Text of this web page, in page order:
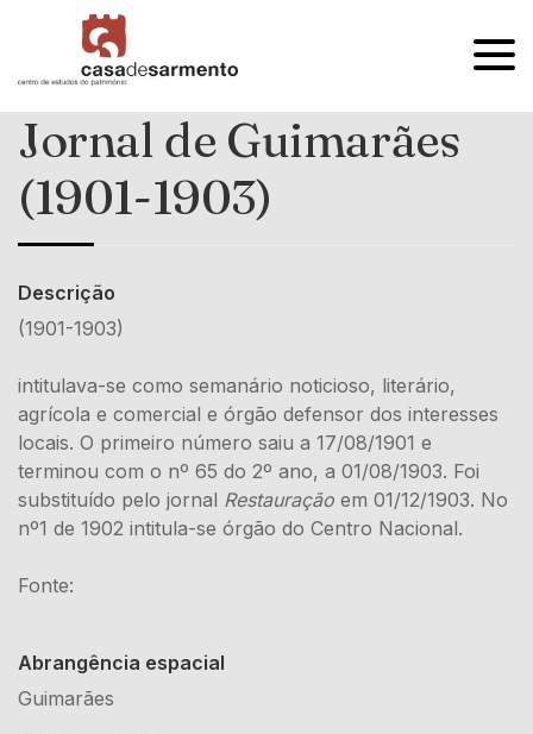
OPEN
Jornal de Guimarães
(1901-1903)
Descrição
(1901-1903)
intitulava-se como semanário noticioso, literário,
agrícola e comercial e órgão defensor dos interesses
locais. O primeiro número saiu a 17/08/1901 e
terminou com o nº 65 do 2º ano, a 01/08/1903. Foi
substituído pelo jornal Restauração em 01/12/1903. No
nº1 de 1902 intitula-se órgão do Centro Nacional.
Fonte:
Abrangência espacial
Guimarães